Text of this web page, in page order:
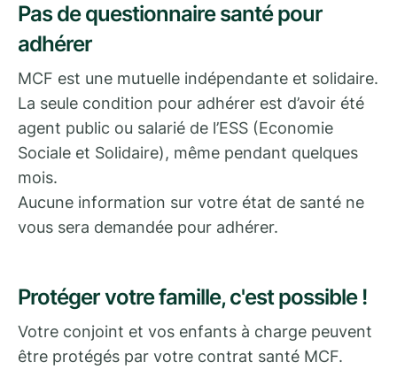
Pas de questionnaire santé pour
adhérer
MCF est une mutuelle indépendante et solidaire.
La seule condition pour adhérer est d’avoir été
agent public ou salarié de l’ESS (Economie
Sociale et Solidaire), même pendant quelques
mois.
Aucune information sur votre état de santé ne
vous sera demandée pour adhérer.
Protéger votre famille, c'est possible !
Votre conjoint et vos enfants à charge peuvent
être protégés par votre contrat santé MCF.